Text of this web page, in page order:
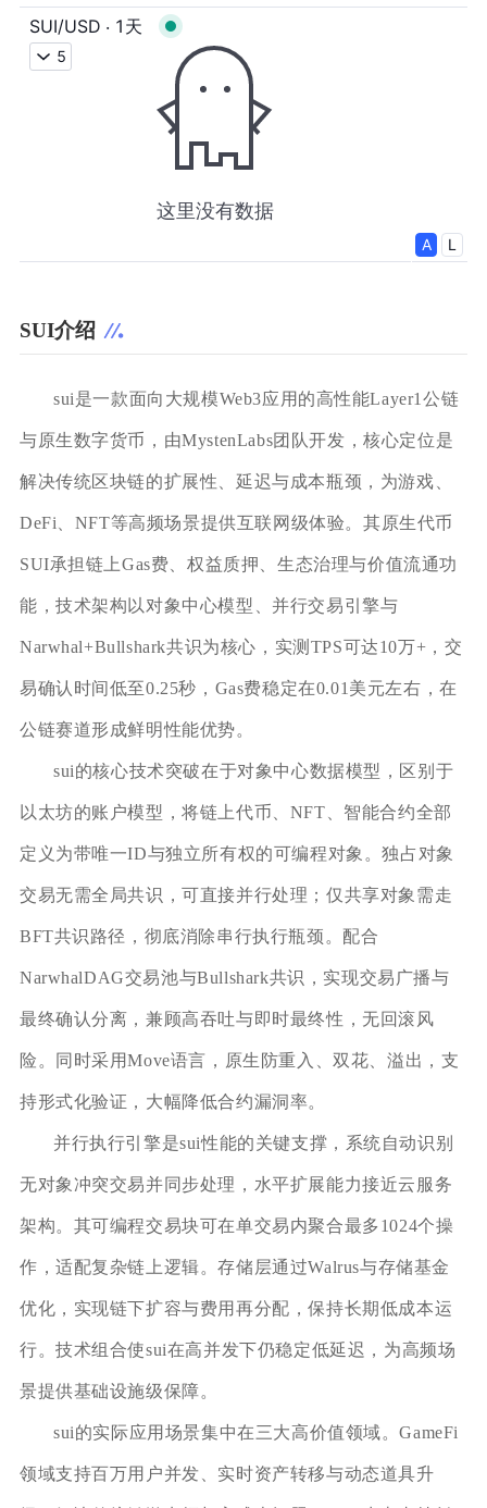
SUI介绍
sui是一款面向大规模Web3应用的高性能Layer1公链
与原生数字货币，由MystenLabs团队开发，核心定位是
解决传统区块链的扩展性、延迟与成本瓶颈，为游戏、
DeFi、NFT等高频场景提供互联网级体验。其原生代币
SUI承担链上Gas费、权益质押、生态治理与价值流通功
能，技术架构以对象中心模型、并行交易引擎与
Narwhal+Bullshark共识为核心，实测TPS可达10万+，交
易确认时间低至0.25秒，Gas费稳定在0.01美元左右，在
公链赛道形成鲜明性能优势。
sui的核心技术突破在于对象中心数据模型，区别于
以太坊的账户模型，将链上代币、NFT、智能合约全部
定义为带唯一ID与独立所有权的可编程对象。独占对象
交易无需全局共识，可直接并行处理；仅共享对象需走
BFT共识路径，彻底消除串行执行瓶颈。配合
NarwhalDAG交易池与Bullshark共识，实现交易广播与
最终确认分离，兼顾高吞吐与即时最终性，无回滚风
险。同时采用Move语言，原生防重入、双花、溢出，支
持形式化验证，大幅降低合约漏洞率。
并行执行引擎是sui性能的关键支撑，系统自动识别
无对象冲突交易并同步处理，水平扩展能力接近云服务
架构。其可编程交易块可在单交易内聚合最多1024个操
作，适配复杂链上逻辑。存储层通过Walrus与存储基金
优化，实现链下扩容与费用再分配，保持长期低成本运
行。技术组合使sui在高并发下仍稳定低延迟，为高频场
景提供基础设施级保障。
sui的实际应用场景集中在三大高价值领域。GameFi
领域支持百万用户并发、实时资产转移与动态道具升